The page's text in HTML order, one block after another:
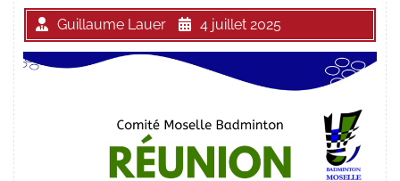
Guillaume Lauer 4 juillet 2025